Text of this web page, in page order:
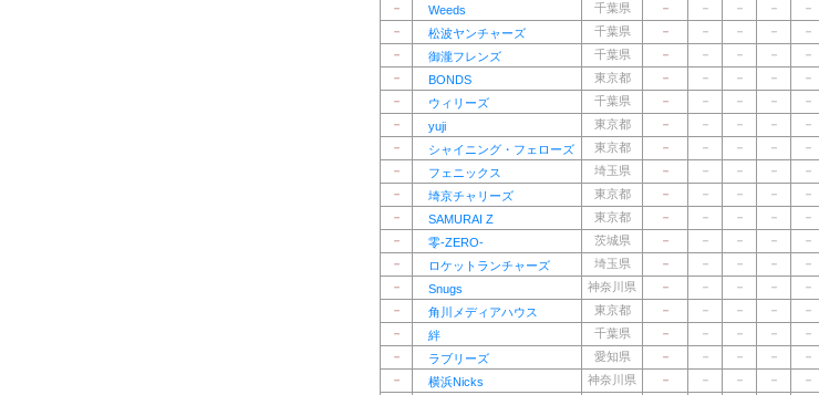
－
Weeds 千葉県 － － － － －
－
松波ヤンチャーズ 千葉県 － － － － －
－
御瀧フレンズ 千葉県 － － － － －
－
BONDS 東京都 － － － － －
－
ウィリーズ 千葉県 － － － － －
－
yuji 東京都 － － － － －
－
シャイニング・フェローズ 東京都 － － － － －
－
フェニックス 埼玉県 － － － － －
－
埼京チャリーズ 東京都 － － － － －
－
SAMURAI Z 東京都 － － － － －
－
零-ZERO- 茨城県 － － － － －
－
ロケットランチャーズ 埼玉県 － － － － －
－
Snugs 神奈川県 － － － － －
－
角川メディアハウス 東京都 － － － － －
－
絆 千葉県 － － － － －
－
ラブリーズ 愛知県 － － － － －
－
横浜Nicks 神奈川県 － － － － －